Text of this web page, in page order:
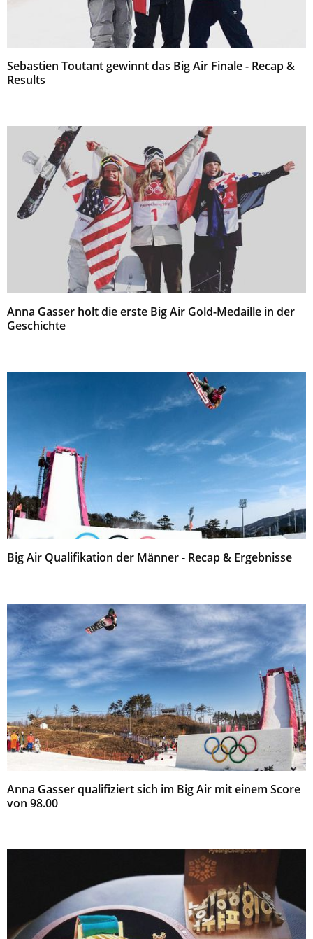
Sebastien Toutant gewinnt das Big Air Finale - Recap &
Results
Anna Gasser holt die erste Big Air Gold-Medaille in der
Geschichte
Big Air Qualifikation der Männer - Recap & Ergebnisse
Anna Gasser qualifiziert sich im Big Air mit einem Score
von 98.00